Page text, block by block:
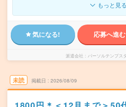
もっと見る
気になる! 応募へ進む
派遣会社 パーソルテンプス
未読 掲載日 2026/08/09